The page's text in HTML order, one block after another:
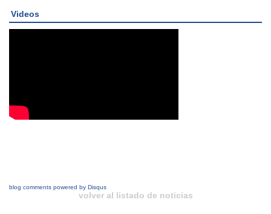
Videos
blog comments powered by Disqus
volver al listado de noticias